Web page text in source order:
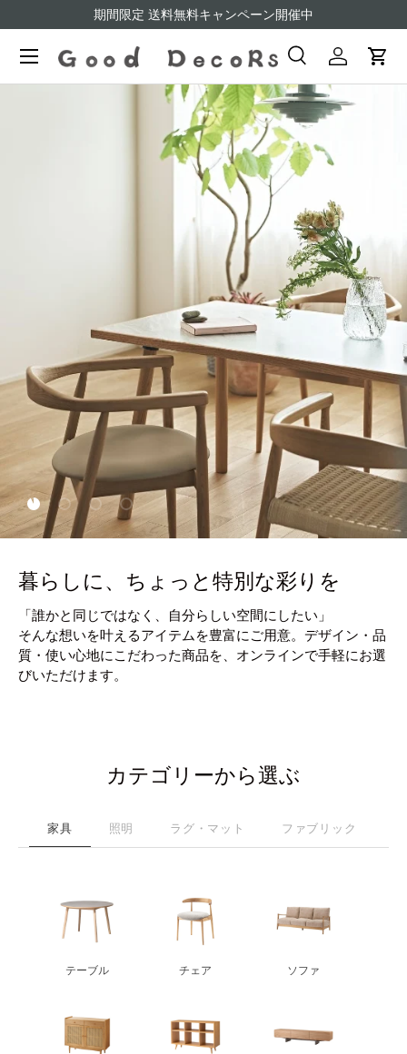
コンテンツへスキップ
期間限定 送料無料キャンペーン開催中
検索
検索 ログインカー
暮らしに、ちょっと特別な彩りを
「誰かと同じではなく、自分らしい空間にしたい」
そんな想いを叶えるアイテムを豊富にご用意。デザイン・品
質・使い心地にこだわった商品を、オンラインで手軽にお選
びいただけます。
スライドを読み込む 1 の 4
スライドを読み込む 2 の 4
スライドを読み込む 3 の 4
スライドを読み込む 4 の 4
カテゴリーから選ぶ
家具 照明 ラグ・マット ファブリック
テーブル チェア ソファ